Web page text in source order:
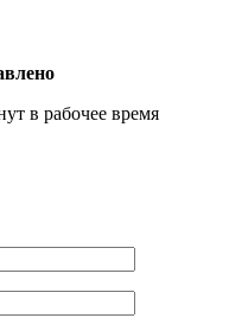
в рабочее время